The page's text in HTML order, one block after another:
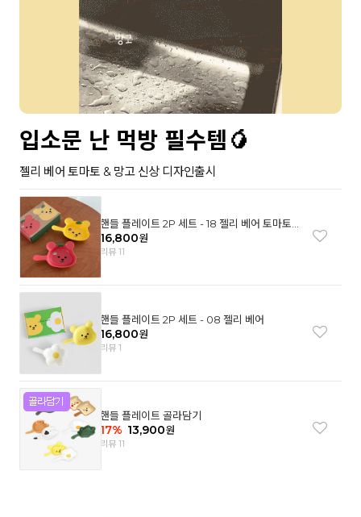
입소문 난 먹방 필수템🥭
젤리 베어 토마토 & 망고 신상 디자인출시
핸들 플레이트 2P 세트 - 18 젤리 베어 토마토
& 망고
16,800원
리뷰 11
핸들 플레이트 2P 세트 - 08 젤리 베어
16,800원
리뷰 1
핸들 플레이트 골라담기
17% 13,900원
리뷰 11